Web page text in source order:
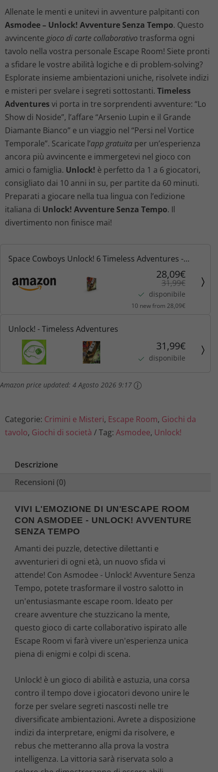
z
z
o
o
r
i
g
i
n
a
e
e
a
:
3
1
9
z
z
o
a
t
t
u
a
l
e
:
€
Allenate le menti e unitevi in avventure palpitanti con
Asmodee – Unlock! Avventure Senza Tempo. Questo
avvincente gioco di carte collaborativo trasforma ogni
tavolo nella vostra personale Escape Room! Siete pronti
a sfidare le vostre abilità logiche e di problem-solving?
Esplorate insieme ambientazioni uniche, risolvete indizi
e misteri per svelare i segreti sottostanti. Timeless
Adventuresvi porta in tre sorprendenti avventure: “Lo
Show di Noside”, l’affare “Arsenio Lupin e il Grande
Diamante Bianco” e un viaggio nel “Persi nel Vortice
Temporale”. Scaricate l’app gratuita per un’esperienza
ancora più avvincente e immergetevi nel gioco con
amici o famiglia. Unlock! è perfetto da 1 a 6 giocatori,
consigliato dai 10 anni in su, per partite da 60 minuti.
Preparati a giocare nella tua lingua con l’edizione
italiana di Unlock! Avventure Senza Tempo. Il
divertimento non finisce mai!
Space Cowboys Unlock! 6 Timeless Adventures -
28,09€
31,99€
disponibile
10 new from 28,09€
Unlock! - Timeless Adventures
31,99€
disponibile
Amazon price updated: 4 Agosto 2026 9:17
Categorie: Crimini e Misteri, Escape Room, Giochi da
tavolo, Giochi di società Tag: Asmodee, Unlock!
Descrizione
Recensioni (0)
VIVI L'EMOZIONE DI UN'ESCAPE ROOM
CON ASMODEE - UNLOCK! AVVENTURE
SENZA TEMPO
Amanti dei puzzle, detective dilettanti e
avventurieri di ogni età, un nuovo sfida vi
attende! Con Asmodee - Unlock! Avventure Senza
Tempo, potete trasformare il vostro salotto in
un'entusiasmante escape room. Ideato per
creare avventure che stuzzicano la mente,
questo gioco di carte collaborativo ispirato alle
Escape Room vi farà vivere un'esperienza unica
piena di enigmi e colpi di scena.
Unlock! è un gioco di abilità e astuzia, una corsa
contro il tempo dove i giocatori devono unire le
forze per svelare segreti nascosti nelle tre
diversificate ambientazioni. Avrete a disposizione
indizi da interpretare, enigmi da risolvere, e
rebus che metteranno alla prova la vostra
intelligenza. La vittoria sarà riservata solo a